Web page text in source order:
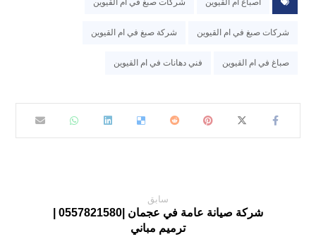
شركات صبغ في ام القيوين شركة صبغ في ام القيوين
صباغ في ام القيوين فني دهانات في ام القيوين
سابق
ترميم مباني